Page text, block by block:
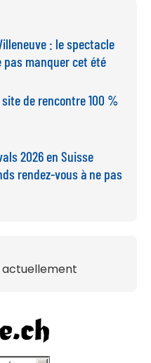
: le spectacle
manquer cet été
de rencontre 100 %
2026 en Suisse
rendez-vous à ne pas
actuellement